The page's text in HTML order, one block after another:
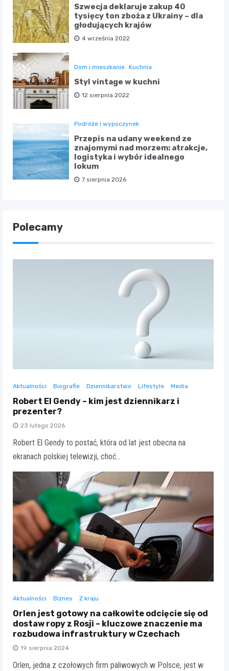
Szwecja deklaruje zakup 40
tysięcy ton zboża z Ukrainy – dla
głodujących krajów
4 września 2022
Dom i mieszkanie Kuchnia
Styl vintage w kuchni
12 sierpnia 2022
Podróże i wypoczynek
Przepis na udany weekend ze
znajomymi nad morzem: atrakcje,
logistyka i wybór idealnego
lokum
7 sierpnia 2026
Polecamy
Aktualności Biografie Dziennikarstwo Lifestyle Media
Robert El Gendy – kim jest dziennikarz i
prezenter?
23 lutego 2026
Robert El Gendy to postać, która od lat jest obecna na
ekranach polskiej telewizji, choć…
Aktualności Biznes Z kraju
Orlen jest gotowy na całkowite odcięcie się od
dostaw ropy z Rosji – kluczowe znaczenie ma
rozbudowa infrastruktury w Czechach
19 sierpnia 2024
Orlen, jedna z czołowych firm paliwowych w Polsce, jest w